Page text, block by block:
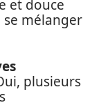
et douce
mélanger
plusieurs